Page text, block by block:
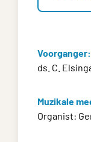
Voorganger:
ds. C.
Muzikale
Organist: